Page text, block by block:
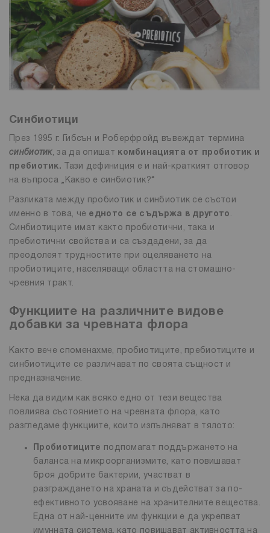
Синбиотици
През 1995 г. Гибсън и Роберфройд въвеждат термина
синбиотик, за да опишат комбинацията от пробиотик и
пребиотик. Тази дефиниция е и най-краткият отговор
на въпроса „Какво е синбиотик?“
Разликата между пробиотик и синбиотик се състои
именно в това, че едното се съдържа в другото .
Синбиотиците имат както пробиотични, така и
пребиотични свойства и са създадени, за да
преодолеят трудностите при оцеляването на
пробиотиците, населяващи областта на стомашно-
чревния тракт.
Функциите на различните видове
добавки за чревната флора
Както вече споменахме, пробиотиците, пребиотиците и
синбиотиците се различават по своята същност и
предназначение.
Нека да видим как всяко едно от тези вещества
повлиява състоянието на чревната флора, като
разгледаме функциите, които изпълняват в тялото:
Пробиотиците подпомагат поддържането на
баланса на микроорганизмите, като повишават
броя добрите бактерии, участват в
разграждането на храната и съдействат за по-
ефективното усвояване на хранителните вещества.
Една от най-ценните им функции е да укрепват
имунната система, като повишават активността на